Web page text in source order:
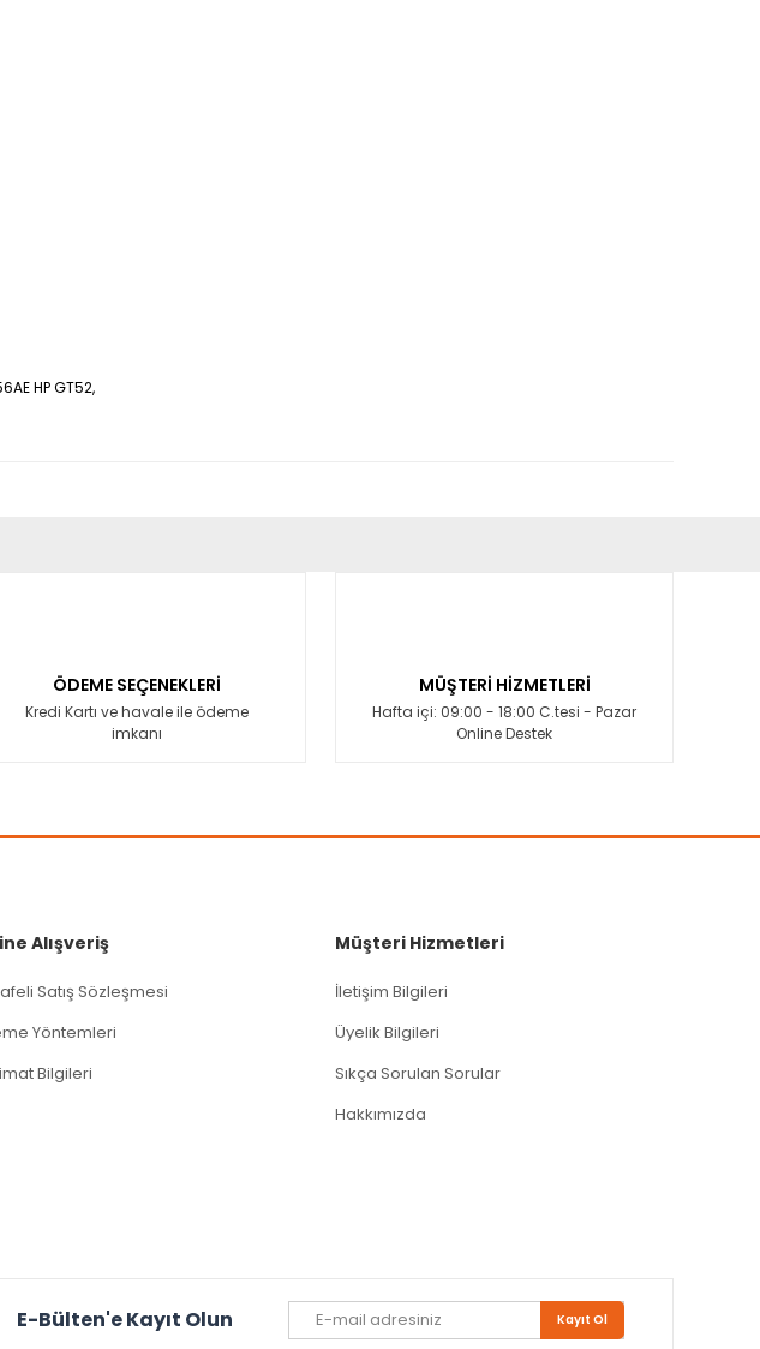
HP GT52,
ÖDEME SEÇENEKLERİ
Kredi Kartı ve havale ile ödeme
imkanı
MÜŞTERİ HİZMETLERİ
Hafta içi: 09:00 - 18:00 C.tesi - Pazar
Online Destek
Alışveriş
Satış Sözleşmesi
Yöntemleri
Bilgileri
Müşteri Hizmetleri
İletişim Bilgileri
Üyelik Bilgileri
Sıkça Sorulan Sorular
Hakkımızda
E-Bülten'e Kayıt Olun Kayıt Ol